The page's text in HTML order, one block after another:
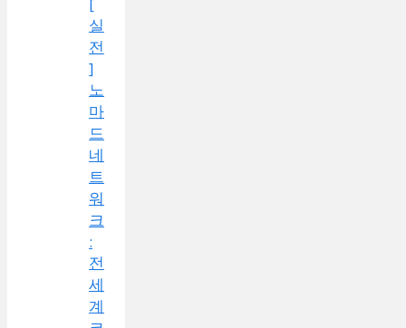
실
전
]
노
마
드
네
트
워
크
:
전
세
계